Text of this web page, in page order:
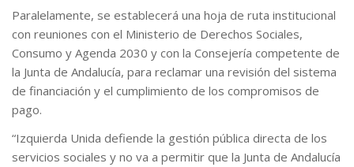
Paralelamente, se establecerá una hoja de ruta institucional
con reuniones con el Ministerio de Derechos Sociales,
Consumo y Agenda 2030 y con la Consejería competente de
la Junta de Andalucía, para reclamar una revisión del sistema
de financiación y el cumplimiento de los compromisos de
pago.
“Izquierda Unida defiende la gestión pública directa de los
servicios sociales y no va a permitir que la Junta de Andalucía